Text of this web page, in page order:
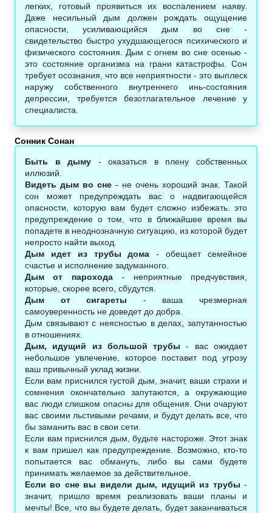
легких, готовый проявиться их воспалением наяву.
Даже несильный дым должен рождать ощущение
опасности, усиливающийся дым во сне -
свидетельство быстро ухудшающегося психического и
физического состояния. Дым с огнем во сне осенью -
это состояние организма на грани катастрофы. Сон
требует осознания, что все неприятности - это выплеск
наружу собственного внутреннего инь-состояния
депрессии, требуется безотлагательное лечение у
специалиста.
Сонник Сонан‎
Быть в дыму - оказаться в плену собственных
иллюзий.
Видеть дым во сне - не очень хороший знак. Такой
сон может предупреждать вас о надвигающейся
опасности, которую вам будет сложно избежать. это
предупреждение о том, что в ближайшее время вы
попадете в неоднозначную ситуацию, из которой будет
непросто найти выход.
Дым идет из трубы дома - обещает семейное
счастье и исполнение задуманного.
Дым от парохода- неприятные предчувствия,
которые, скорее всего, сбудутся.
Дым от сигареты - ваша чрезмерная
самоуверенность не доведет до добра.
Дым связывают с неясностью в делах, запутанностью
в отношениях.
Дым, идущий из большой трубы - вас ожидает
небольшое увлечение, которое поставит под угрозу
ваш привычный уклад жизни.
Если вам приснился густой дым, значит, ваши страхи и
сомнения окончательно запутаются, а окружающие
вас люди слишком опасны для общения. Они очаруют
вас своими льстивыми речами, и будут делать все, что
бы заманить вас в свои сети.
Если вам приснился дым, будьте настороже. Этот знак
к вам пришел как предупреждение. Возможно, кто-то
попытается вас обмануть, либо вы сами будете
принимать желаемое за действительное.
Если во сне вы видели дым, идущий из трубы -
значит, пришло время реализовать ваши планы и
мечты! Все, что вы будете делать, будет заканчиваться